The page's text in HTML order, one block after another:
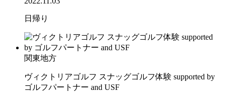
日帰り
関東地方
ヴィクトリアゴルフ スナッグゴルフ体験 supported by
ゴルフパートナー and USF